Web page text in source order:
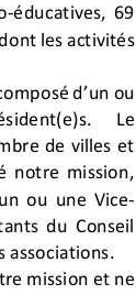
éducatives, 69
les activités
d’un ou
Le
de villes et
notre mission,
ou une Vice-
du Conseil
associations.
mission et ne